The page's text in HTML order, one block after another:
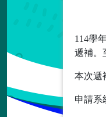
114學
遞補。
本次遞
申請系